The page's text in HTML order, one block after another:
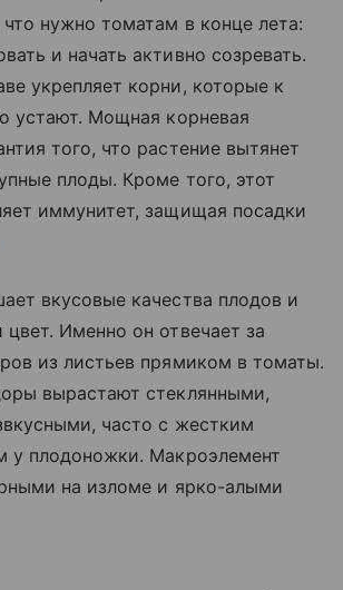
нужно томатам в конце лета:
и начать активно созревать.
укрепляет корни, которые к
устают. Мощная корневая
того, что растение вытянет
плоды. Кроме того, этот
иммунитет, защищая посадки
вкусовые качества плодов и
Именно он отвечает за
из листьев прямиком в томаты.
вырастают стеклянными,
часто с жестким
у плодоножки. Макроэлемент
на изломе и ярко-алыми